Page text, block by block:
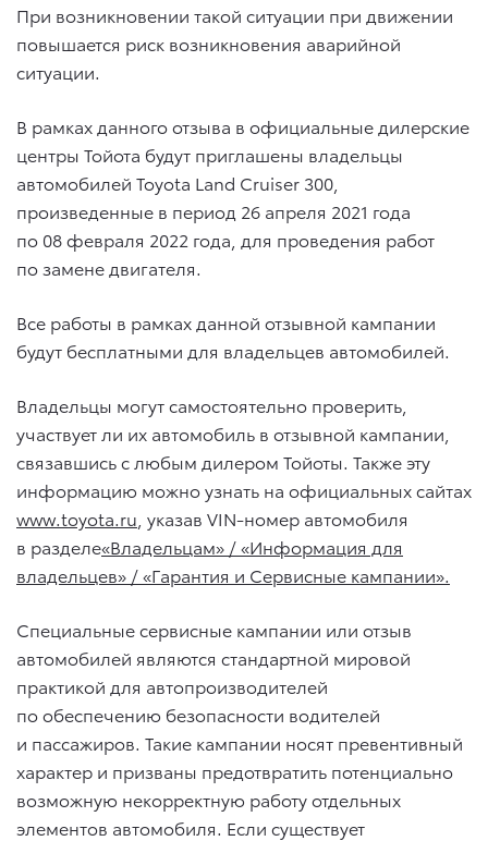
При возникновении такой ситуации при движении
повышается риск возникновения аварийной
ситуации.
В рамках данного отзыва в официальные дилерские
центры Тойота будут приглашены владельцы
автомобилей Toyota Land Cruiser 300
произведенные в период 26 апреля 2021 года
по 08 февраля 2022 года, для проведения работ
по замене двигателя.
Все работы в рамках данной отзывной кампании
будут бесплатными для владельцев автомобилей.
Владельцы могут самостоятельно проверить,
участвует ли их автомобиль в отзывной кампании,
связавшись с любым дилером Тойоты. Также эту
информацию можно узнать на официальных сайтах
www.toyota.ru , указав VIN-номер автомобиля
в разделе«Владельцам» / «Информация для
владельцев» / «Гарантия и Сервисные кампании».
Специальные сервисные кампании или отзыв
автомобилей являются стандартной мировой
практикой для автопроизводителей
по обеспечению безопасности водителей
и пассажиров. Такие кампании носят превентивный
характер и призваны предотвратить потенциально
возможную некорректную работу отдельных
элементов автомобиля. Если существует